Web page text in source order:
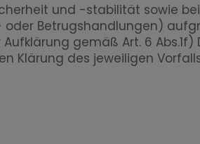
und -stabilität sowie
oder Betrugshandlungen)
gemäß Art. 6
Klärung des jeweiligen